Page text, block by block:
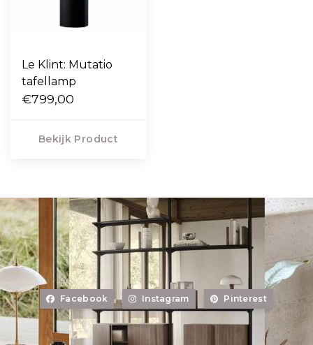
Le Klint: Mutatio
tafellamp
€799,00
Bekijk Product
Facebook Instagram Pinterest